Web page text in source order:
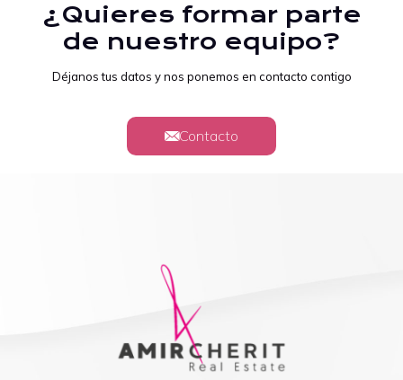
¿Quieres formar parte
de nuestro equipo?
Déjanos tus datos y nos ponemos en contacto contigo
Contacto